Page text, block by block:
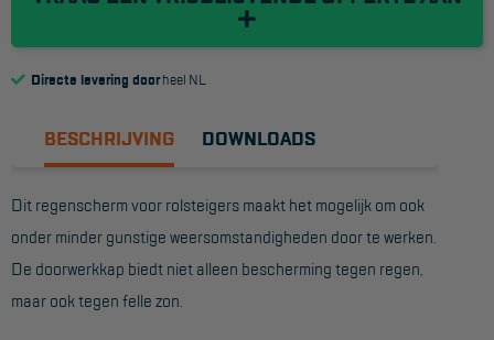
CombiDeals
MAATWERK
VERHUUR
Directe levering doorheel NL
BESCHRIJVING DOWNLOADS
Dit regenscherm voor rolsteigers maakt het mogelijk om ook
onder minder gunstige weersomstandigheden door te werken.
De doorwerkkap biedt niet alleen bescherming tegen regen,
maar ook tegen felle zon.